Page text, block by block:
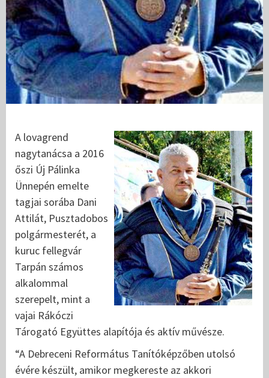
A lovagrend
nagytanácsa a 2016
őszi Új Pálinka
Ünnepén emelte
tagjai sorába Dani
Attilát, Pusztadobos
polgármesterét, a
kuruc fellegvár
Tarpán számos
alkalommal
szerepelt, mint a
vajai Rákóczi
Tárogató Együttes alapítója és aktív művésze.
“A Debreceni Református Tanítóképzőben utolsó
évére készült, amikor megkereste az akkori